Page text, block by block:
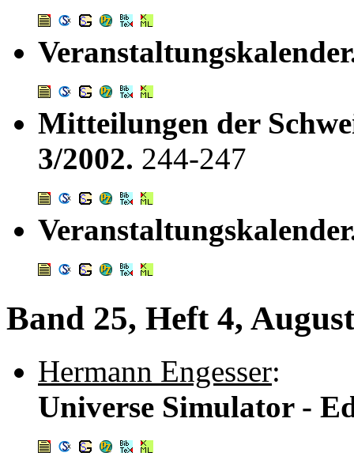
Mitteilungen der
3/2002. 244-247
Band 25, Heft 4,
Hermann Engesser:
Universe Simulator -